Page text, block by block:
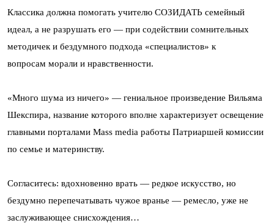
Классика должна помогать учителю СОЗИДАТЬ семейный
идеал, а не разрушать его — при содействии сомнительных
методичек и бездумного подхода «специалистов» к
вопросам морали и нравственности.
«Много шума из ничего» — гениальное произведение Вильяма
Шекспира, название которого вполне характеризует освещение
главными порталами Mass media работы Патриаршей комиссии
по семье и материнству.
Согласитесь: вдохновенно врать — редкое искусство, но
бездумно перепечатывать чужое вранье — ремесло, уже не
заслуживающее снисхождения…